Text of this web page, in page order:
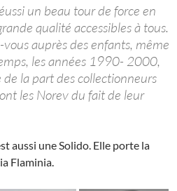
un beau tour de force en
qualité accessibles à tous.
auprès des enfants, même
les années 1990- 2000,
la part des collectionneurs
les Norev du fait de leur
aussi une Solido. Elle porte la
Flaminia.